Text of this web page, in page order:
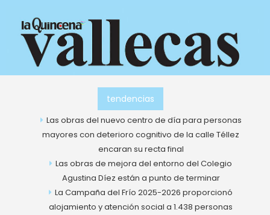
contenido
tendencias
Las obras del nuevo centro de día para personas
mayores con deterioro cognitivo de la calle Téllez
encaran su recta final
Las obras de mejora del entorno del Colegio
Agustina Díez están a punto de terminar
La Campaña del Frío 2025-2026 proporcionó
alojamiento y atención social a 1.438 personas